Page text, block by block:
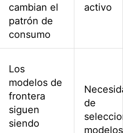
cambian el
patrón de
consumo
activo
Los
modelos de
frontera
siguen
siendo
de